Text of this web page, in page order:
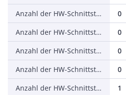
Anzahl der HW-Schnittstellen seriell RS-232
0
Anzahl der HW-Schnittstellen seriell RS-422
0
Anzahl der HW-Schnittstellen seriell RS-485
0
Anzahl der HW-Schnittstellen seriell TTY
0
Anzahl der HW-Schnittstellen USB
1